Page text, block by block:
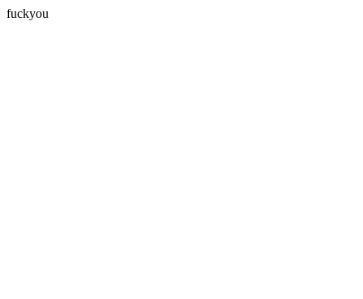
fuckyou